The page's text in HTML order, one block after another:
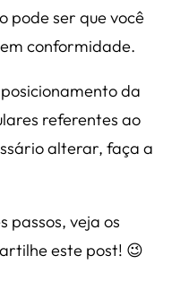
pode ser que você
conformidade.
da
referentes ao
alterar, faça a
passos, veja os
este post! 😉